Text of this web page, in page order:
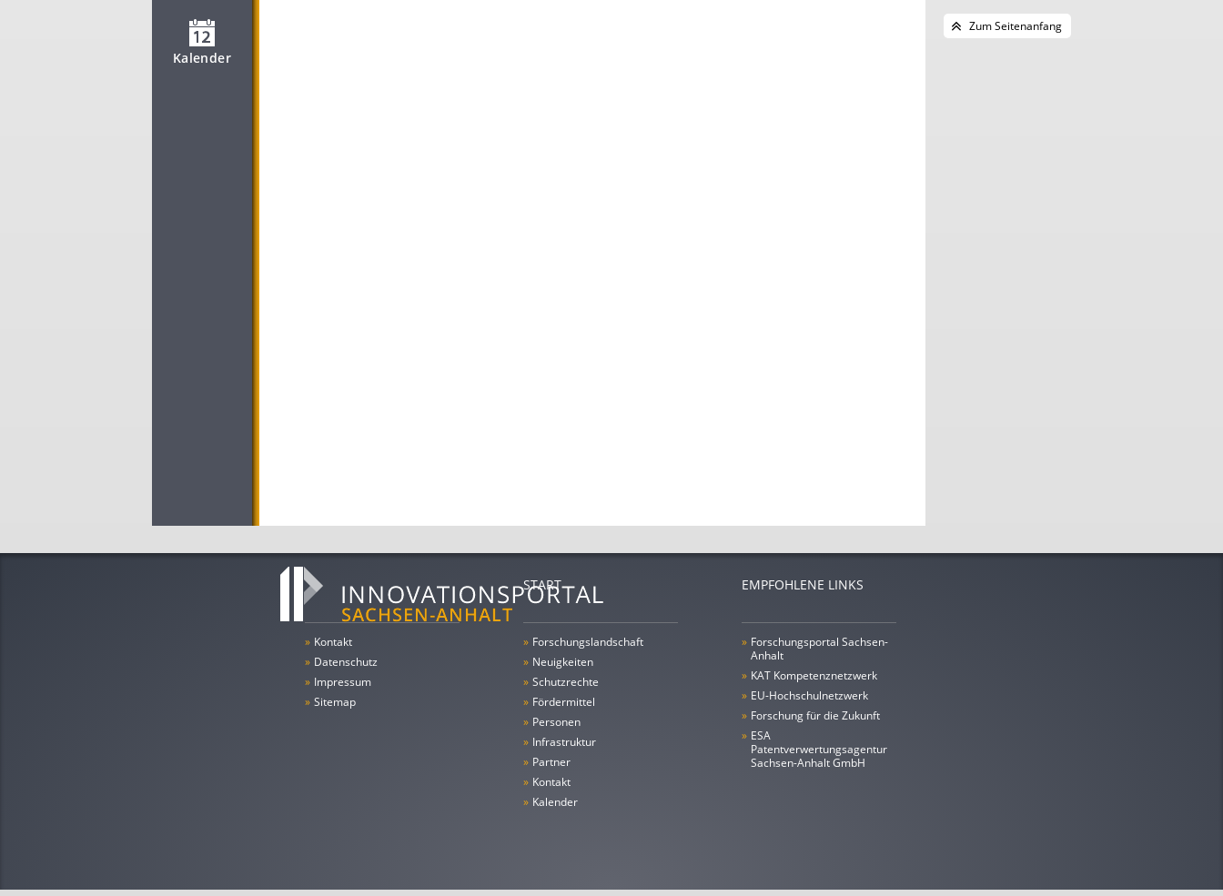
Kalender
Zum Seitenanfang
» Kontakt
» Datenschutz
» Impressum
» Sitemap
START
» Forschungs­landschaft
» Neuigkeiten
» Schutzrechte
» Fördermittel
» Personen
» Infrastruktur
» Partner
» Kontakt
» Kalender
EMPFOHLENE LINKS
» Forschungsportal Sachsen-
Anhalt
» KAT Kompetenznetzwerk
» EU-Hochschulnetzwerk
» Forschung für die Zukunft
» ESA
Patentverwertungsagentur
Sachsen-Anhalt GmbH